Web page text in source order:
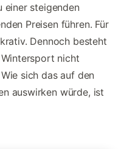
einer steigenden
Preisen führen. Für
Dennoch besteht
nicht
sich das auf den
auswirken würde, ist